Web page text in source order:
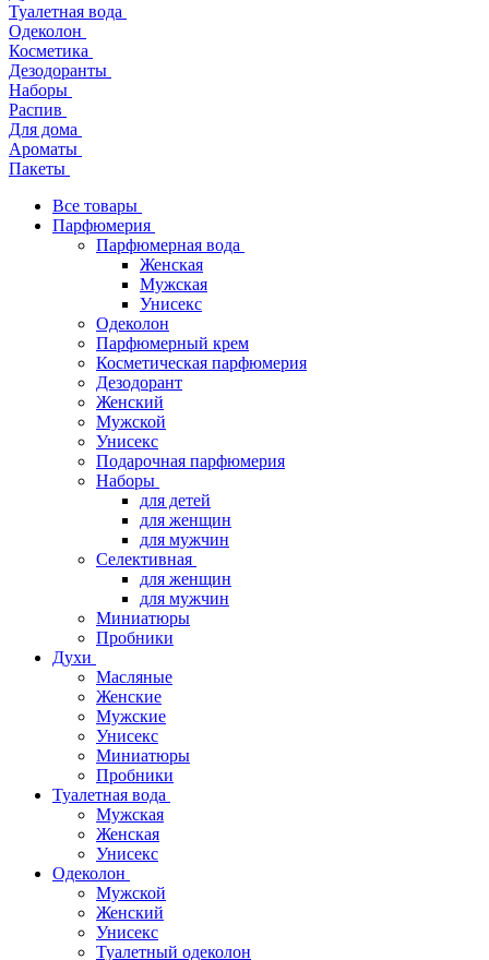
Туалетная вода
Одеколон
Косметика
Дезодоранты
Наборы
Распив
Для дома
Ароматы
Пакеты
Все товары
Парфюмерия
Парфюмерная вода
Женская
Мужская
Унисекс
Одеколон
Парфюмерный крем
Косметическая парфюмерия
Дезодорант
Женский
Мужской
Унисекс
Подарочная парфюмерия
Наборы
для детей
для женщин
для мужчин
Селективная
для женщин
для мужчин
Миниатюры
Пробники
Духи
Масляные
Женские
Мужские
Унисекс
Миниатюры
Пробники
Туалетная вода
Мужская
Женская
Унисекс
Одеколон
Мужской
Женский
Унисекс
Туалетный одеколон